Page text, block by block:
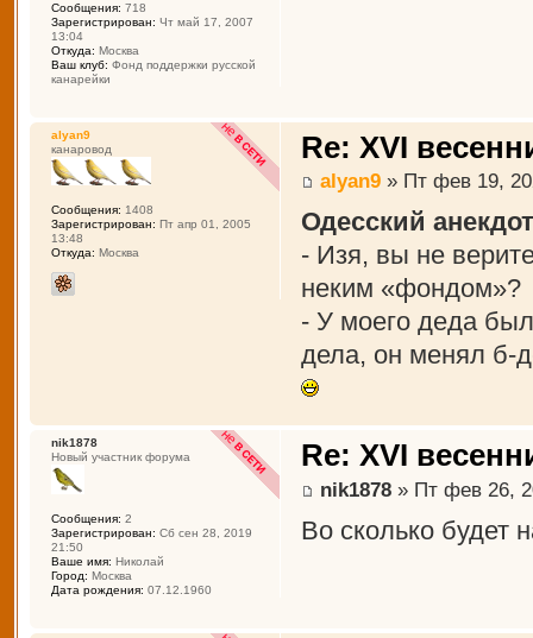
Сообщения: 718
Зарегистрирован: Чт май 17, 2007
13:04
Откуда: Москва
Ваш клуб: Фонд поддержки русской
канарейки
Re: XVI
alyan9 » Пт фев 19,
Одесский
- Изя, вы не
неким «фондом»?
- У моего деда
дела, он менял б-
alyan9
канаровод
Сообщения: 1408
Зарегистрирован: Пт апр 01, 2005
13:48
Откуда: Москва
Re: XVI
nik1878 » Пт фев 26,
Во сколько будет
nik1878
Новый участник форума
Сообщения: 2
Зарегистрирован: Сб сен 28, 2019
21:50
Ваше имя: Николай
Город: Москва
Дата рождения: 07.12.1960